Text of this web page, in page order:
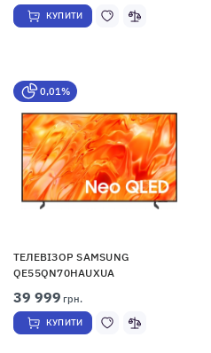
КУПИТИ
0,01%
ТЕЛЕВІЗОР SAMSUNG
QE55QN70HAUXUA
39 999 грн.
КУПИТИ